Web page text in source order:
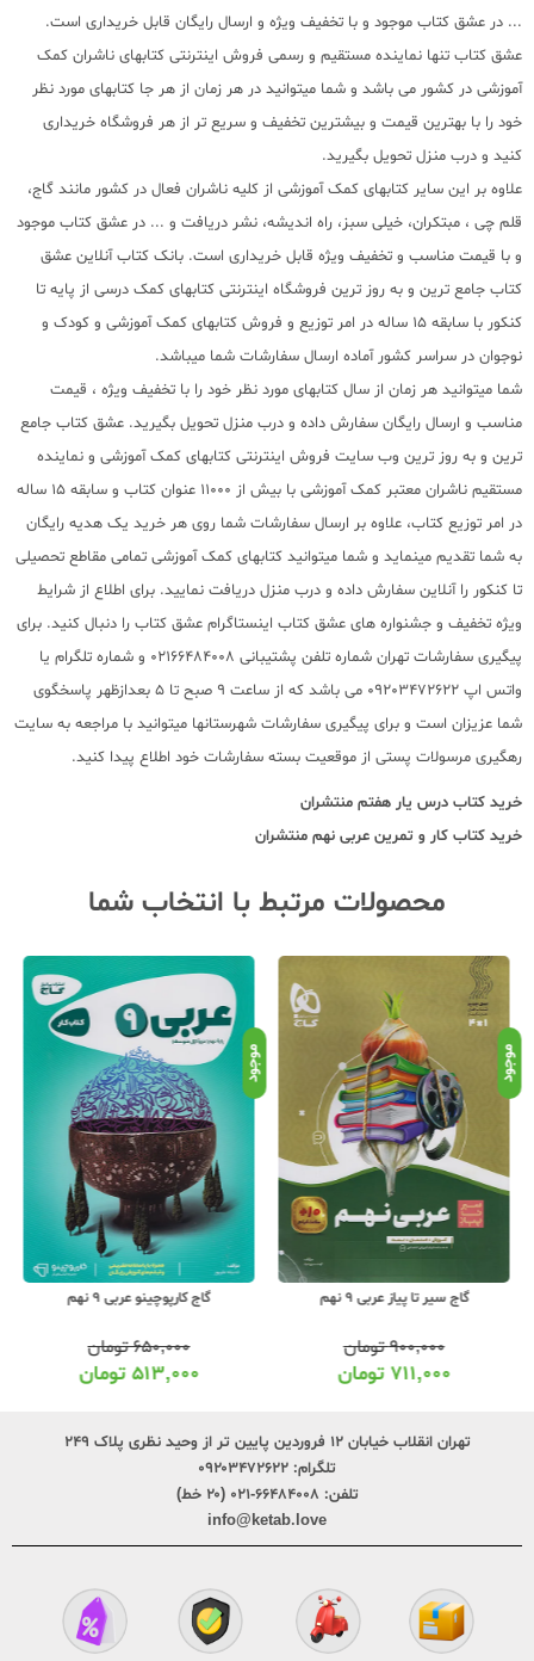
... در عشق کتاب موجود و با تخفیف ویژه و ارسال رایگان قابل خریداری است.
عشق کتاب تنها نماینده مستقیم و رسمی فروش اینترنتی کتابهای ناشران کمک
آموزشی در کشور می باشد و شما میتوانید در هر زمان از هر جا کتابهای مورد نظر
خود را با بهترین قیمت و بیشترین تخفیف و سریع تر از هر فروشگاه خریداری
کنید و درب منزل تحویل بگیرید.
علاوه بر این سایر کتابهای کمک آموزشی از کلیه ناشران فعال در کشور مانند گاج،
قلم چی ، مبتکران، خیلی سبز، راه اندیشه، نشر دریافت و ... در عشق کتاب موجود
و با قیمت مناسب و تخفیف ویژه قابل خریداری است. بانک کتاب آنلاین عشق
کتاب جامع ترین و به روز ترین فروشگاه اینترنتی کتابهای کمک درسی از پایه تا
کنکور با سابقه 15 ساله در امر توزیع و فروش کتابهای کمک آموزشی و کودک و
نوجوان در سراسر کشور آماده ارسال سفارشات شما میباشد.
شما میتوانید هر زمان از سال کتابهای مورد نظر خود را با تخفیف ویژه ، قیمت
مناسب و ارسال رایگان سفارش داده و درب منزل تحویل بگیرید. عشق کتاب جامع
ترین و به روز ترین وب سایت فروش اینترنتی کتابهای کمک آموزشی و نماینده
مستقیم ناشران معتبر کمک آموزشی با بیش از 11000 عنوان کتاب و سابقه 15 ساله
در امر توزیع کتاب، علاوه بر ارسال سفارشات شما روی هر خرید یک هدیه رایگان
به شما تقدیم مینماید و شما میتوانید کتابهای کمک آموزشی تمامی مقاطع تحصیلی
تا کنکور را آنلاین سفارش داده و درب منزل دریافت نمایید. برای اطلاع از شرایط
ویژه تخفیف و جشنواره های عشق کتاب اینستاگرام عشق کتاب را دنبال کنید. برای
پیگیری سفارشات تهران شماره تلفن پشتیبانی 02166484008 و شماره تلگرام یا
واتس اپ 09203472622 می باشد که از ساعت 9 صبح تا 5 بعدازظهر پاسخگوی
شما عزیزان است و برای پیگیری سفارشات شهرستانها میتوانید با مراجعه به سایت
رهگیری مرسولات پستی از موقعیت بسته سفارشات خود اطلاع پیدا کنید.
خرید کتاب درس یار هفتم منتشران
خرید کتاب کار و تمرین عربی نهم منتشران
محصولات مرتبط با انتخاب شما
موجود
گاج سیر تا پیاز عربی 9 نهم
۹۰۰,۰۰۰تومان
۷۱۱,۰۰۰ تومان
موجود
گاج کارپوچینو عربی 9 نهم
۶۵۰,۰۰۰تومان
۵۱۳,۰۰۰تومان
تهران انقلاب خیابان ۱۲ فروردین پایین تر از وحید نظری پلاک ۲۴۹
تلگرام: ۰۹۲۰۳۴۷۲۶۲۲
تلفن: ۶۶۴۸۴۰۰۸-۰۲۱ (۲۰ خط)
info@ketab.love